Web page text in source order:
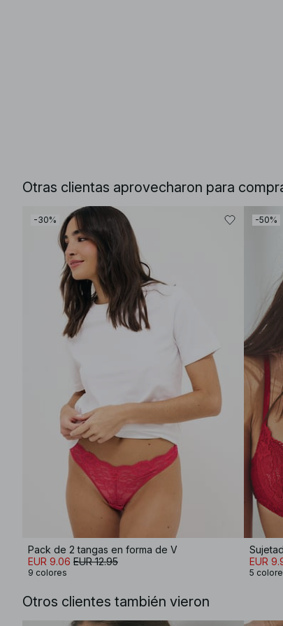
Otras clientas aprovecharon para
-30%
Pack de 2 tangas en forma de V
EUR 9.06 EUR 12.95
9 colores
-50%
EUR
5
Otros clientes también vieron